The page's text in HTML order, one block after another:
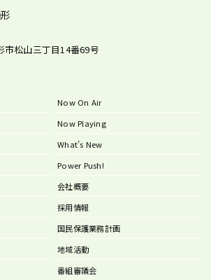
市松山三丁目14番69号
Now On Air
Now Playing
What’s New
Power Push!
会社概要
採用情報
国民保護業務計画
地域活動
番組審議会